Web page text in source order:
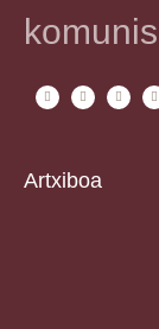
Artxiboa